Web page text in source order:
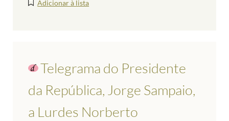
Adicionar à lista
Telegrama do Presidente
da República, Jorge Sampaio,
a Lurdes Norberto